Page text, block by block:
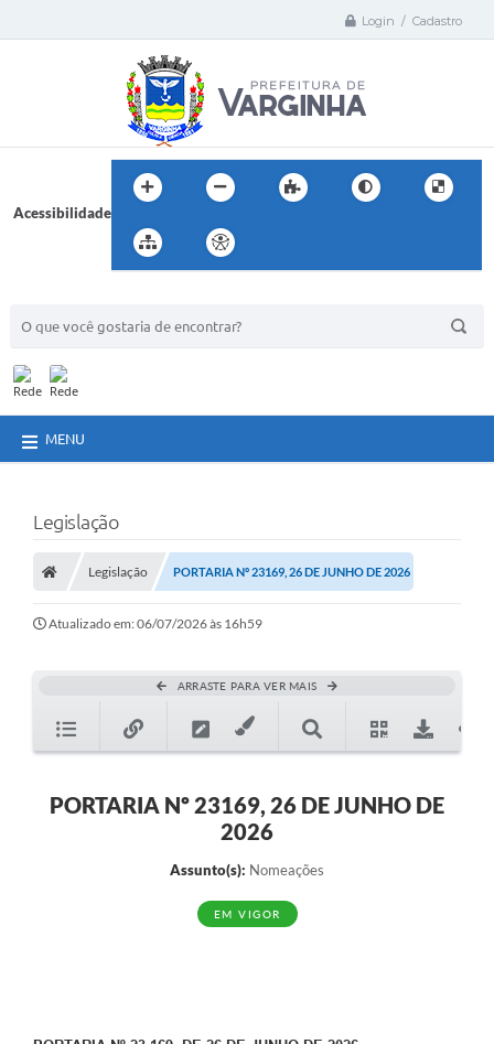
Login / Cadastro
Acessibilidade
MENU
Legislação
Legislação PORTARIA Nº 23169, 26 DE JUNHO DE 2026
Atualizado em: 06/07/2026 às 16h59
ARRASTE PARA VER MAIS
PORTARIA Nº 23169, 26 DE JUNHO DE
2026
Assunto(s): Nomeações
EM VIGOR